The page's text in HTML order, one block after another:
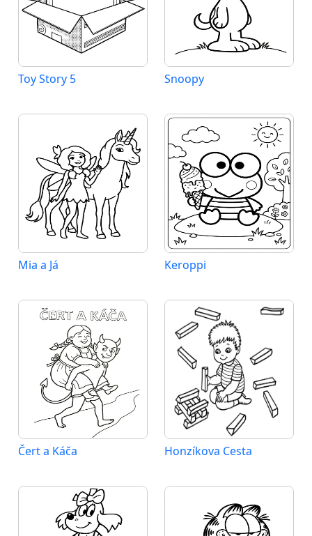
Toy Story 5 Snoopy
Mia a Já Keroppi
Čert a Káča Honzíkova Cesta